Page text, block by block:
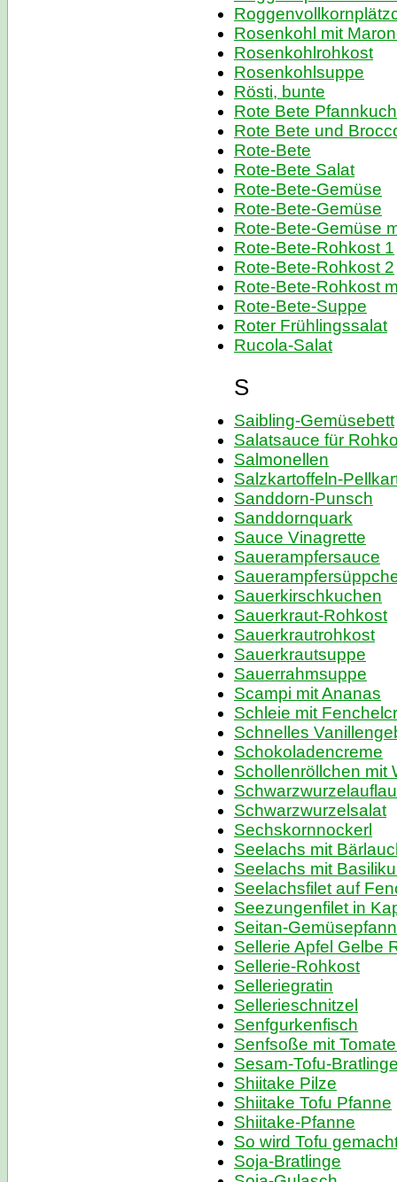
Rosenkohl mit
Rosenkohlrohkost
Rosenkohlsuppe
Rösti, bunte
Rote Bete
Rote Bete und
Rote-Bete
Rote-Bete Salat
Rote-Bete-Gemüse
Rote-Bete-Gemüse
Rote-Bete-Gemüse
Rote-Bete-Rohkost 1
Rote-Bete-Rohkost 2
Rote-Bete-Rohkost
Rote-Bete-Suppe
Roter Frühlingssalat
Rucola-Salat
S
Saibling-Gemüsebett
Salatsauce für
Salmonellen
Salzkartoffeln-
Sanddorn-Punsch
Sanddornquark
Sauce Vinagrette
Sauerampfersauce
Sauerkirschkuchen
Sauerkraut-Rohkost
Sauerkrautrohkost
Sauerkrautsuppe
Sauerrahmsuppe
Scampi mit Ananas
Schleie mit
Schnelles
Schokoladencreme
Schollenröllchen mit
Schwarzwurzelsalat
Sechskornnockerl
Seelachs mit
Seelachs mit
Seelachsfilet auf
Seezungenfilet in
Seitan-
Sellerie Apfel Gelbe
Sellerie-Rohkost
Selleriegratin
Sellerieschnitzel
Senfgurkenfisch
Senfsoße mit
Sesam-Tofu-
Shiitake Pilze
Shiitake Tofu Pfanne
Shiitake-Pfanne
So wird Tofu
Soja-Bratlinge